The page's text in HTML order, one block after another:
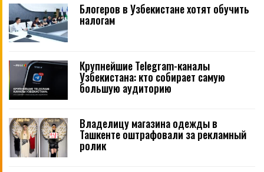
Блогеров в Узбекистане хотят обучить
налогам
Крупнейшие Telegram-каналы
Узбекистана: кто собирает самую
большую аудиторию
Владелицу магазина одежды в
Ташкенте оштрафовали за рекламный
ролик